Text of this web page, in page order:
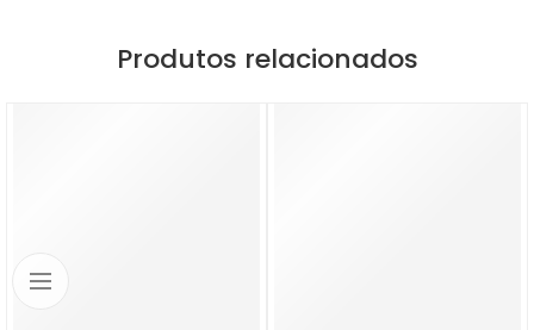
Produtos relacionados